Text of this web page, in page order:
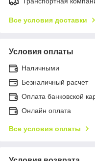
Все условия доставки
Условия оплаты
Наличными
Безналичный расчет
Оплата банковской
Онлайн оплата
Все условия оплаты